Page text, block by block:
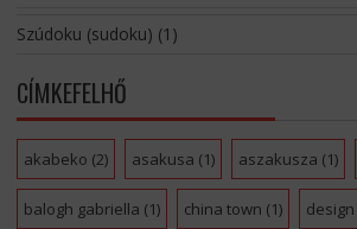
Szúdoku (sudoku) (1)
CÍMKEFELHŐ
akabeko (2) asakusa (1) aszakusza (1)
balogh gabriella (1) china town (1)